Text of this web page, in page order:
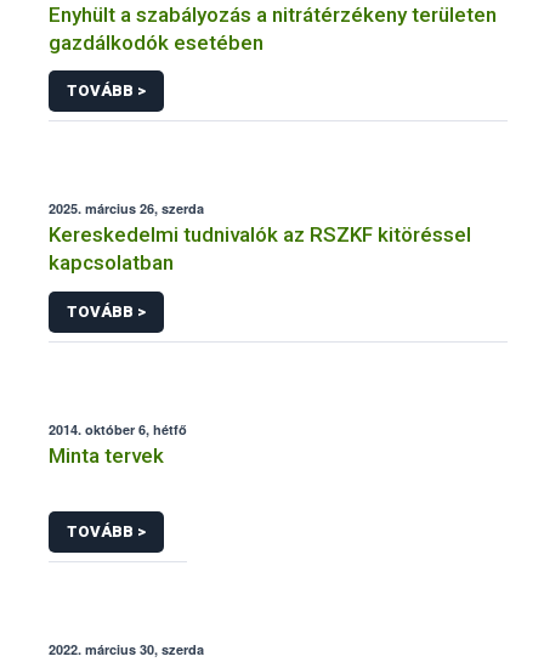
Enyhült a szabályozás a nitrátérzékeny területen
gazdálkodók esetében
TOVÁBB >
2025. március 26, szerda
Kereskedelmi tudnivalók az RSZKF kitöréssel
kapcsolatban
TOVÁBB >
2014. október 6, hétfő
Minta tervek
TOVÁBB >
2022. március 30, szerda